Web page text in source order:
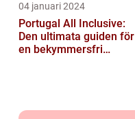
04 januari 2024
Portugal All Inclusive:
Den ultimata guiden för
en bekymmersfri